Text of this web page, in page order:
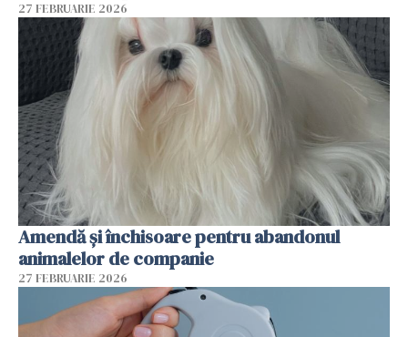
27 FEBRUARIE 2026
Amendă și închisoare pentru abandonul
animalelor de companie
27 FEBRUARIE 2026